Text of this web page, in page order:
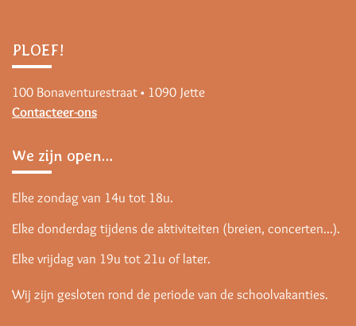
PLOEF!
100 Bonaventurestraat • 1090 Jette
Contacteer-ons
We zijn open…
Elke zondag van 14u tot 18u.
Elke donderdag tijdens de aktiviteiten (breien, concerten...).
Elke vrijdag van 19u tot 21u of later.
Wij zijn gesloten rond de periode van de schoolvakanties.